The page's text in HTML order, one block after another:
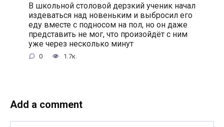
В школьной столовой дерзкий ученик начал
издеваться над новеньким и выбросил его
еду вместе с подносом на пол, но он даже
представить не мог, что произойдёт с ним
уже через несколько минут
0 1.7к.
Add a comment